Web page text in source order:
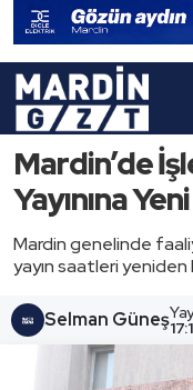
Mardin’de
Yayınına
Mardin genelinde
yayın saatleri yeniden
Selman Güneş